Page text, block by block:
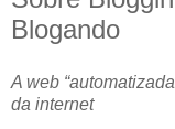
Blogando
A web
da internet